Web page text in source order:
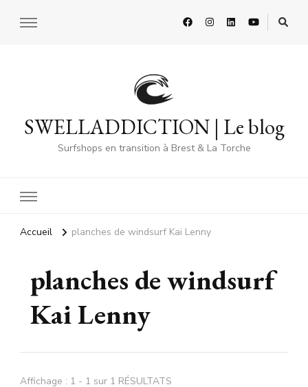
SWELLADDICTION | Le blog
Surfshops en transition à Brest & La Torche
Accueil planches de windsurf Kai Lenny
planches de windsurf
Kai Lenny
Affichage : 1 - 1 sur 1 RÉSULTATS